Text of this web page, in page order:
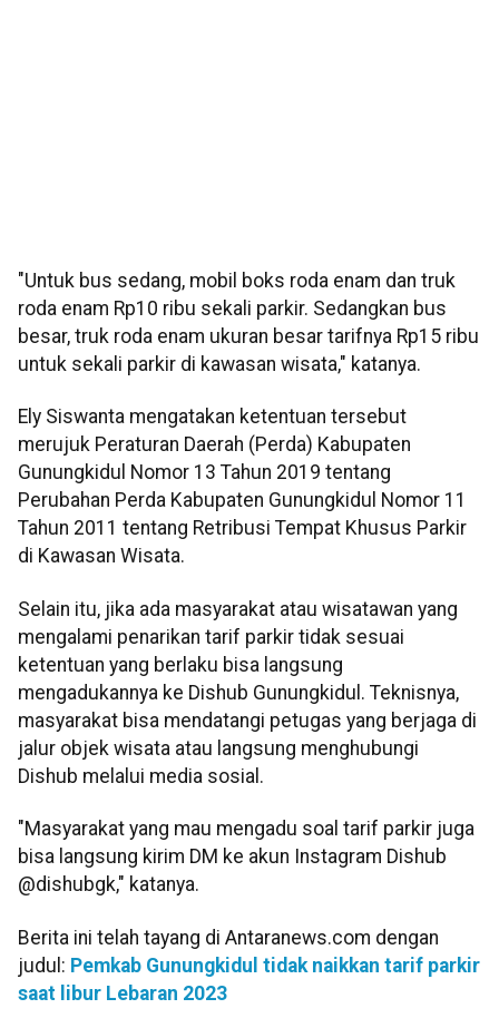
"Untuk bus sedang, mobil boks roda enam dan truk
roda enam Rp10 ribu sekali parkir. Sedangkan bus
besar, truk roda enam ukuran besar tarifnya Rp15 ribu
untuk sekali parkir di kawasan wisata," katanya.
Ely Siswanta mengatakan ketentuan tersebut
merujuk Peraturan Daerah (Perda) Kabupaten
Gunungkidul Nomor 13 Tahun 2019 tentang
Perubahan Perda Kabupaten Gunungkidul Nomor 11
Tahun 2011 tentang Retribusi Tempat Khusus Parkir
di Kawasan Wisata.
Selain itu, jika ada masyarakat atau wisatawan yang
mengalami penarikan tarif parkir tidak sesuai
ketentuan yang berlaku bisa langsung
mengadukannya ke Dishub Gunungkidul. Teknisnya,
masyarakat bisa mendatangi petugas yang berjaga di
jalur objek wisata atau langsung menghubungi
Dishub melalui media sosial.
"Masyarakat yang mau mengadu soal tarif parkir juga
bisa langsung kirim DM ke akun Instagram Dishub
@dishubgk," katanya.
Berita ini telah tayang di Antaranews.com dengan
judul: Pemkab Gunungkidul tidak naikkan tarif parkir
saat libur Lebaran 2023